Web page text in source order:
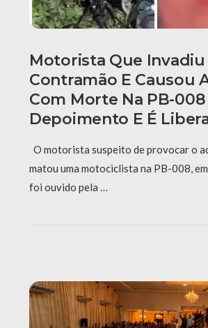
Motorista Que Invadiu
Contramão E Causou
Com Morte Na PB-
Depoimento E É
O motorista suspeito de provocar o
matou uma motociclista na PB-008,
foi ouvido pela …